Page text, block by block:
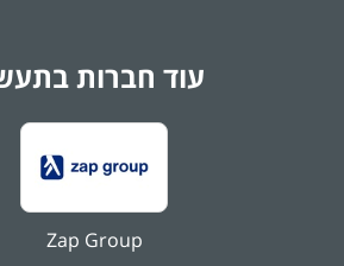
עוד חברות
Zap Group